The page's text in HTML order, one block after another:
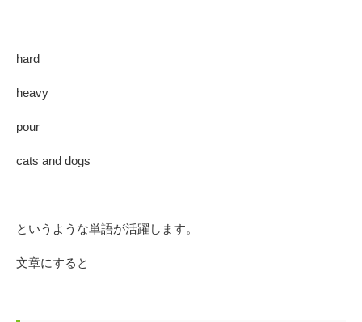
hard
heavy
pour
cats and dogs
というような単語が活躍します。
文章にすると